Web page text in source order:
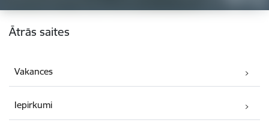
Kājene
Ātrās saites
Vakances
Iepirkumi